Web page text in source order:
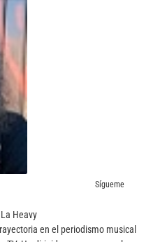
Sígueme
Heavy
en el periodismo musical